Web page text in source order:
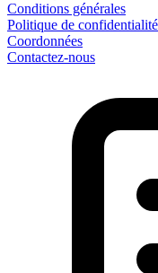
Conditions générales
Politique de confidentialité
Coordonnées
Contactez-nous